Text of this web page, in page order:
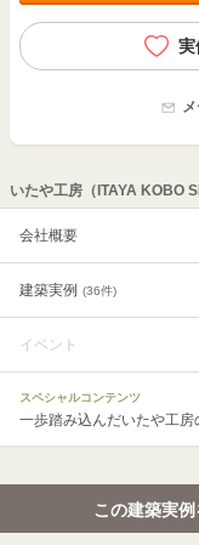
実
いたや工房（ITAYA KOBO
会社概要
建築実例 (36件)
イベント
スペシャルコンテンツ
一歩踏み込んだいたや工房
この建築実